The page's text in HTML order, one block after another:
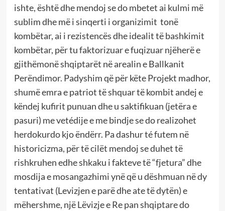
ishte, është dhe mendoj se do mbetet ai kulmi më
sublim dhe më i sinqerti i organizimit tonë
kombëtar, ai i rezistencës dhe idealit të bashkimit
kombëtar, për tu faktorizuar e fuqizuar njëherë e
gjithëmonë shqiptarët në arealin e Ballkanit
Perëndimor. Padyshim që për këte Projekt madhor,
shumë emra e patriot të shquar të kombit andej e
këndej kufirit punuan dhe u saktifikuan (jetëra e
pasuri) me vetédije e me bindje se do realizohet
herdokurdo kjo ëndërr. Pa dashur té futem në
historicizma, për të cilët mendoj se duhet të
rishkruhen edhe shkaku i fakteve të “fjetura” dhe
mosdija e mosangazhimi ynë që u dëshmuan në dy
tentativat (Levizjen e parë dhe ate të dytën) e
mëhershme, një Lëvizje e Re pan shqiptare do